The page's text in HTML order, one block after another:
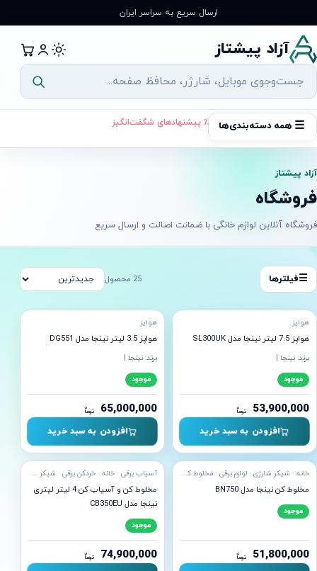
به
محتوا
ارسال سریع به سراسر ایران
آزاد پیشتاز
☰ همه دسته‌بندی‌ها ٪ پیشنهادهای شگفت‌انگیز
آزاد پیشتاز
فروشگاه
فروشگاه آنلاین لوازم خانگی با ضمانت اصالت و ارسال سریع
☰فیلترها 25 محصول
هواپز
هواپز 7.5 لیتر نینجا مدل SL300UK
برند: نینجا |
موجود
53,900,000 توما
ن
افزودن به سبد خرید
هواپز
هواپز 3.5 لیتر نینجا مدل DG551
برند: نینجا |
موجود
65,000,000 توما
ن
افزودن به سبد خرید
ارسال
خانه · شیکر شارژی · لوازم برقی · مخلوط کن · نوشیدنی
مخلوط کن نینجا مدل BN750
موجود
51,800,000 توما
ن
آماده ارسال
آسیاب برقی · خانه · خردکن برقی · شیکر شارژی · لوازم برقی
مخلوط کن و آسیاب کن 4 لیتر لیتری
نینجا مدل CB350EU
موجود
74,900,000 توما
ن